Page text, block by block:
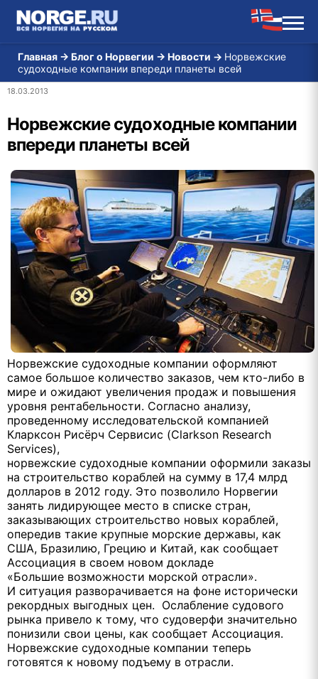
Главная → Блог о Норвегии → Новости → Норвежские
судоходные компании впереди планеты всей
18.03.2013
Норвежские судоходные компании
впереди планеты всей
Норвежские судоходные компании оформляют
самое большое количество заказов, чем кто-либо в
мире и ожидают увеличения продаж и повышения
уровня рентабельности. Согласно анализу,
проведенному исследовательской компанией
Кларксон Рисёрч Сервисис (Clarkson Research
Services),
норвежские судоходные компании оформили заказы
на строительство кораблей на сумму в 17,4 млрд
долларов в 2012 году. Это позволило Норвегии
занять лидирующее место в списке стран,
заказывающих строительство новых кораблей,
опередив такие крупные морские державы, как
США, Бразилию, Грецию и Китай, как сообщает
Ассоциация в своем новом докладе
«Большие возможности морской отрасли».
И ситуация разворачивается на фоне исторически
рекордных выгодных цен. Ослабление судового
рынка привело к тому, что судоверфи значительно
понизили свои цены, как сообщает Ассоциация.
Норвежские судоходные компании теперь
готовятся к новому подъему в отрасли.